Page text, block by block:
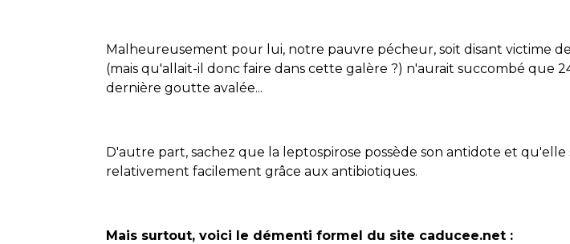
Malheureusement pour lui, notre pauvre pécheur, soit disant victime
(mais qu'allait-il donc faire dans cette galère ?) n'aurait succombé que
dernière goutte avalée...
D'autre part, sachez que la leptospirose possède son antidote et qu'elle
relativement facilement grâce aux antibiotiques.
Mais surtout, voici le démenti formel du site caducee.net :